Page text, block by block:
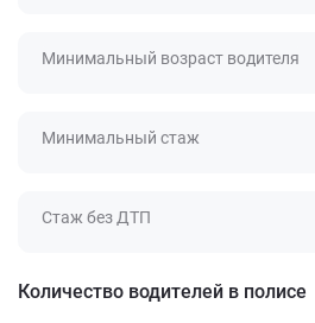
Минимальный возраст водителя
Минимальный стаж
Стаж без ДТП
Количество водителей в полисе